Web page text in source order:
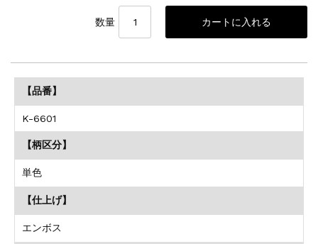
数量
【品番】
K-6601
【柄区分】
単色
【仕上げ】
エンボス